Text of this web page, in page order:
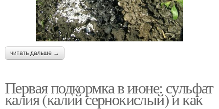
читать дальше →
Первая подкормка в июне: сульфат
калия (калий сернокислый) и как